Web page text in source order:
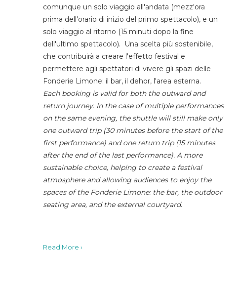
comunque un solo viaggio all'andata (mezz'ora
prima dell'orario di inizio del primo spettacolo), e un
solo viaggio al ritorno (15 minuti dopo la fine
dell'ultimo spettacolo). Una scelta più sostenibile,
che contribuirà a creare l'effetto festival e
permettere agli spettatori di vivere gli spazi delle
Fonderie Limone: il bar, il dehor, l'area esterna.
Each booking is valid for both the outward and
return journey. In the case of multiple performances
on the same evening, the shuttle will still make only
one outward trip (30 minutes before the start of the
first performance) and one return trip (15 minutes
after the end of the last performance). A more
sustainable choice, helping to create a festival
atmosphere and allowing audiences to enjoy the
spaces of the Fonderie Limone: the bar, the outdoor
seating area, and the external courtyard.
Read More ›